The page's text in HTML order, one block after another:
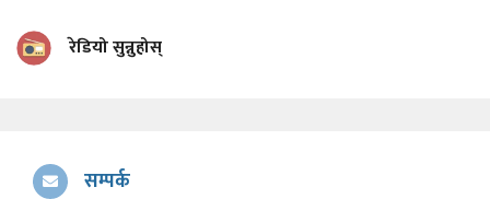
रेडियो सुन्नुहोस्
सम्पर्क